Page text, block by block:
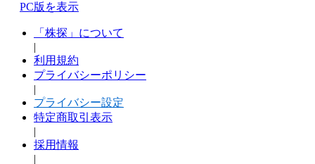
PC版を表示
「株探」について
|
利用規約
プライバシーポリシー
|
プライバシー設定
特定商取引表示
|
採用情報
|